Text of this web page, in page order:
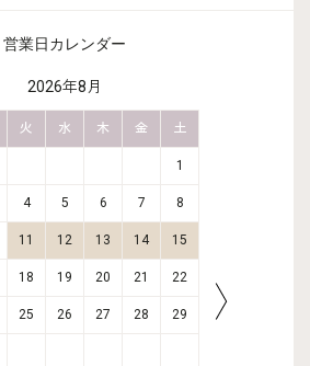
営業日カレンダー
2026年8月
火 水 木 金 土
1
4 5 6 7 8
11 12 13 14 15
18 19 20 21 22
25 26 27 28 29